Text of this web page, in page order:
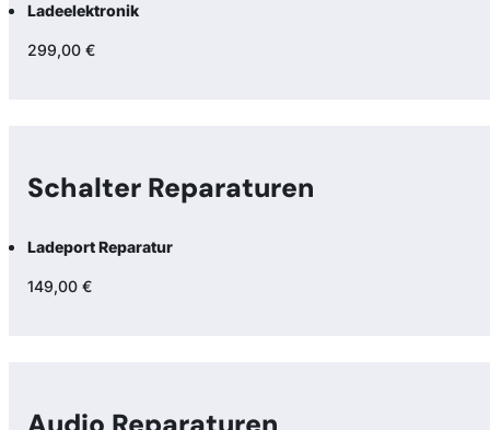
Ladeelektronik
299,00 €
Schalter Reparaturen
Ladeport Reparatur
149,00 €